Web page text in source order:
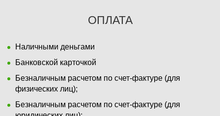
ОПЛАТА
Наличными деньгами
Банковской карточкой
Безналичным расчетом по счет-фактуре (для
физических лиц);
Безналичным расчетом по счет-фактуре (для